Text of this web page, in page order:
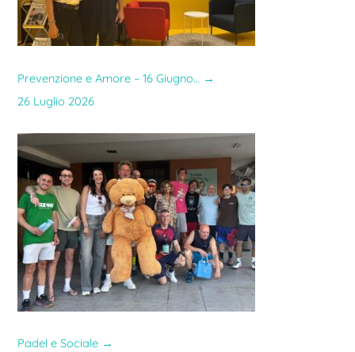
Prevenzione e Amore – 16 Giugno… →
26 Luglio 2026
Padel e Sociale →